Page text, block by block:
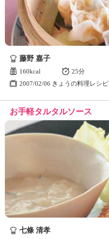
藤野 嘉子
160kcal
25分
2007/02/06 きょうの料理レシピ
お手軽タルタルソース
七條 清孝